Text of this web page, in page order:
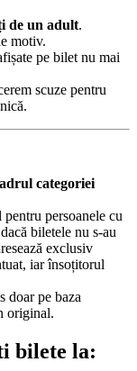
de un adult.
motiv.
pe bilet nu mai
scuze pentru
categoriei
pentru persoanele cu
biletele nu s-au
exclusiv
iar însoțitorul
doar pe baza
original.
bilete la: